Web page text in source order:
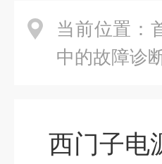
当前位置：
中的故障诊
西门子电